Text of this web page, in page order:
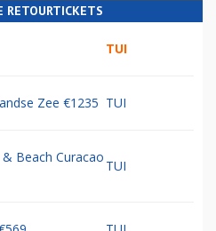
RETOURTICKETS
TUI
Zee €1235 TUI
Beach Curacao
TUI